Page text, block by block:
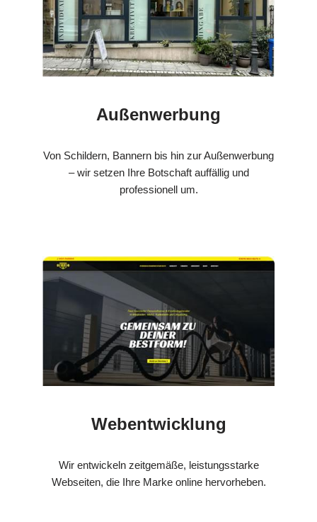
Außenwerbung
Von Schildern, Bannern bis hin zur Außenwerbung
– wir setzen Ihre Botschaft auffällig und
professionell um.
Webentwicklung
Wir entwickeln zeitgemäße, leistungsstarke
Webseiten, die Ihre Marke online hervorheben.